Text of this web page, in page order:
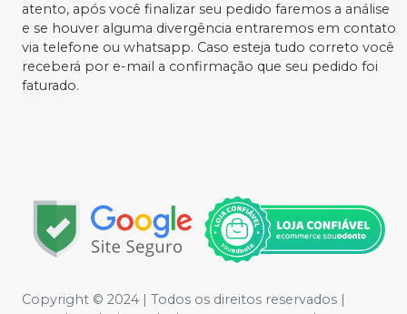
atento, após você finalizar seu pedido faremos a análise
e se houver alguma divergência entraremos em contato
via telefone ou whatsapp. Caso esteja tudo correto você
receberá por e-mail a confirmação que seu pedido foi
faturado.
Copyright © 2024 | Todos os direitos reservados |